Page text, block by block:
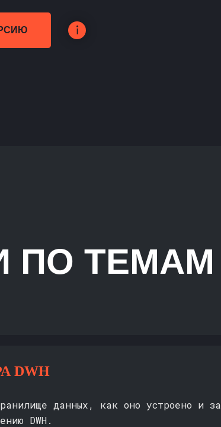
Для доступа к демоверсии
зарегистрироваться на
ПО ТЕМАМ
DWH
данных, как оно устроено и
DWH.